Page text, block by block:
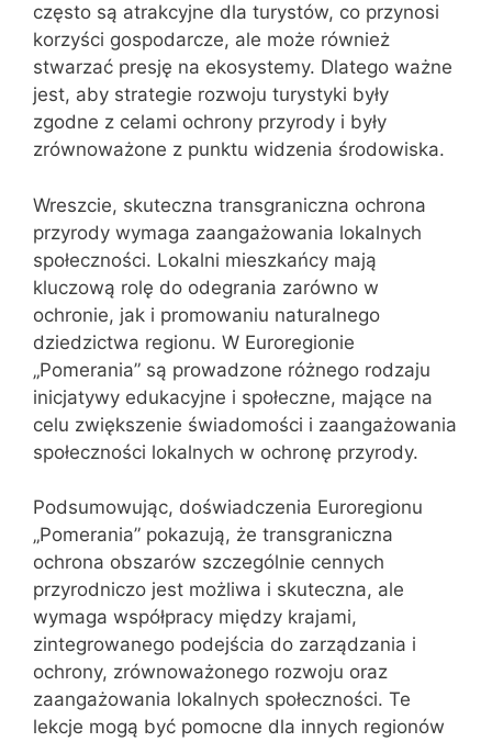
często są atrakcyjne dla turystów, co przynosi
korzyści gospodarcze, ale może również
stwarzać presję na ekosystemy. Dlatego ważne
jest, aby strategie rozwoju turystyki były
zgodne z celami ochrony przyrody i były
zrównoważone z punktu widzenia środowiska.
Wreszcie, skuteczna transgraniczna ochrona
przyrody wymaga zaangażowania lokalnych
społeczności. Lokalni mieszkańcy mają
kluczową rolę do odegrania zarówno w
ochronie, jak i promowaniu naturalnego
dziedzictwa regionu. W Euroregionie
„Pomerania” są prowadzone różnego rodzaju
inicjatywy edukacyjne i społeczne, mające na
celu zwiększenie świadomości i zaangażowania
społeczności lokalnych w ochronę przyrody.
Podsumowując, doświadczenia Euroregionu
„Pomerania” pokazują, że transgraniczna
ochrona obszarów szczególnie cennych
przyrodniczo jest możliwa i skuteczna, ale
wymaga współpracy między krajami,
zintegrowanego podejścia do zarządzania i
ochrony, zrównoważonego rozwoju oraz
zaangażowania lokalnych społeczności. Te
lekcje mogą być pomocne dla innych regionów